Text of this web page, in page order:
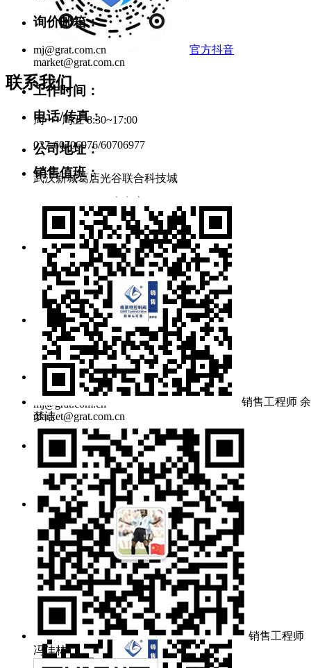
询价邮箱：
mj@grat.com.cn
market@grat.com.cn
工作时间：
周一~周五 8:30~17:00
公司地址：
武汉新城葛店光谷联合科技城
销售工程师 余
梦洁
销售工程师
冯佳林
官方抖音
联系我们
电话/传真：
027-60706976/60706977
销售值班：
139 7136 1285（冯先生）
售后服务：
134 0715 3645（范工）
138 0716 7192（吕工）
零件采购：
pur@gratcn.com
询价邮箱：
mj@grat.com.cn
market@grat.com.cn
工作时间：
周一~周五 8:30~17:00
公司地址：
武汉新城葛店光谷联合科技城